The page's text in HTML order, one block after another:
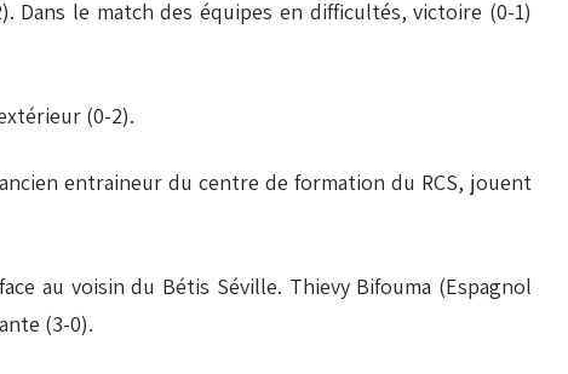
Dans le match des équipes en difficultés, victoire (0-1)
(0-2).
entraineur du centre de formation du RCS, jouent
au voisin du Bétis Séville. Thievy Bifouma (Espagnol
(3-0).